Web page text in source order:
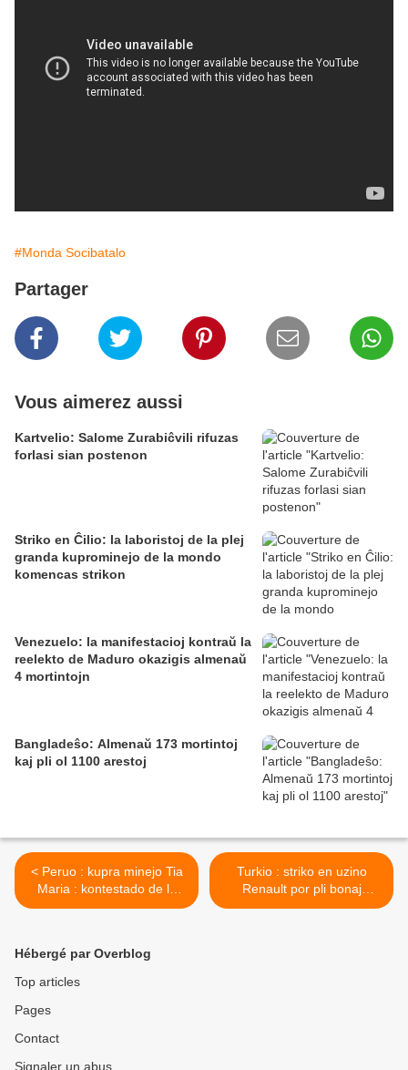
#Monda Socibatalo
Partager
Vous aimerez aussi
Kartvelio: Salome Zurabiĉvili rifuzas
forlasi sian postenon
Striko en Ĉilio: la laboristoj de la plej
granda kuprominejo de la mondo
komencas strikon
Venezuelo: la manifestacioj kontraŭ la
reelekto de Maduro okazigis almenaŭ
4 mortintojn
Bangladeŝo: Almenaŭ 173 mortintoj
kaj pli ol 1100 arestoj
< Peruo : kupra minejo Tia
Maria : kontestado de la
projekto
Turkio : striko en uzino
Renault por pli bonaj
salajroj >
Hébergé par Overblog
Top articles
Pages
Contact
Signaler un abus